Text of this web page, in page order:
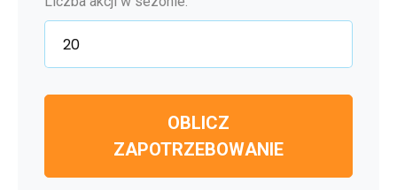
OBLICZ
ZAPOTRZEBOWANIE